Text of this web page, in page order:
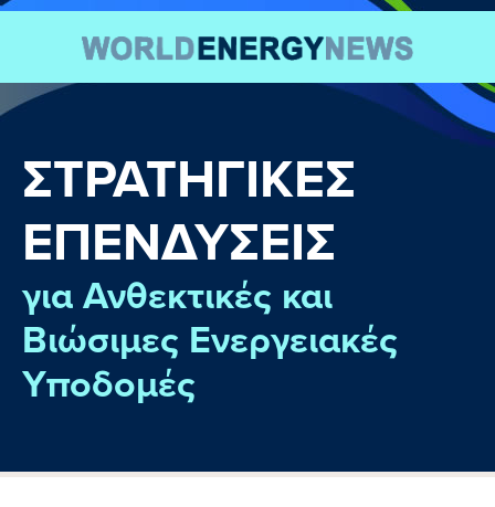
ΣΤΡΑΤΗΓΙΚΕΣ
ΕΠΕΝΔΥΣΕΙΣ
για Ανθεκτικές και
Βιώσιμες Ενεργειακές
Υποδομές